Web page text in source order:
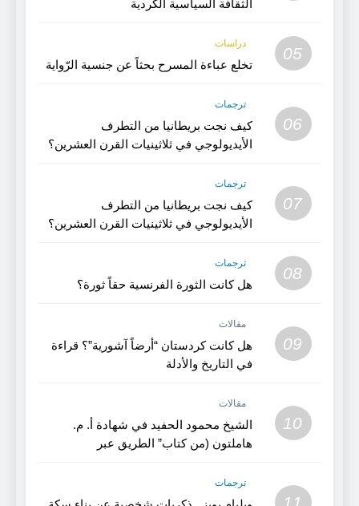
الثقافة السياسية الكردية
05
دراسات
تخلع عباءة المسرح بحثاً عن جنسية الرّواية
06
ترجمات
كيف نجت بريطانيا من التطرف
الأيديولوجي في ثلاثينيات القرن العشرين؟
07
ترجمات
كيف نجت بريطانيا من التطرف
الأيديولوجي في ثلاثينيات القرن العشرين؟
08
ترجمات
هل كانت الثورة الفرنسية حقاً ثورة؟
09
مقالات
هل كانت كردستان “أرضاً آشورية”؟ قراءة
في التاريخ والأدلة
10
مقالات
الشيخ محمود الحفيد في شهادة أ. م.
هاملتون (من كتاب” الطريق عبر
ترجمات